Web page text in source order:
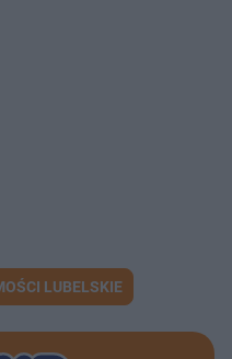
LUBELSKIE